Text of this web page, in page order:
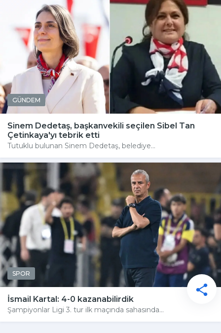
GÜNDEM
Sinem Dedetaş, başkanvekili seçilen Sibel Tan
Çetinkaya'yı tebrik etti
Tutuklu bulunan Sinem Dedetaş, belediye...
SPOR
İsmail Kartal: 4-0 kazanabilirdik
Şampiyonlar Ligi 3. tur ilk maçında sahasında...